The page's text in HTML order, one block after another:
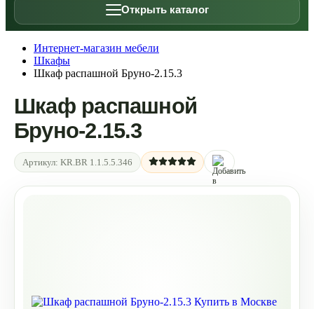
Открыть каталог
Интернет-магазин мебели
Шкафы
Шкаф распашной Бруно-2.15.3
Шкаф распашной
Бруно-2.15.3
Артикул: KR.BR 1.1.5.5.346